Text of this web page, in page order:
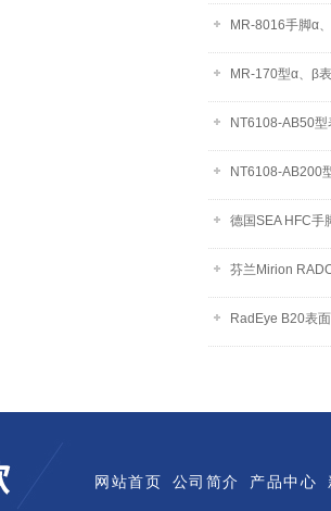
MR-8016手脚α
MR-170型α、β
NT6108-AB50
NT6108-AB200
德国SEA HFC手
芬兰Mirion
RadEye B20表
网站首页 公司简介 产品中心